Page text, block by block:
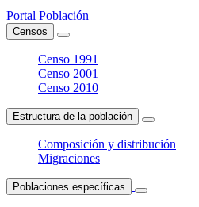
Portal Población
Censos
Censo 1991
Censo 2001
Censo 2010
Estructura de la población
Composición y distribución
Migraciones
Poblaciones específicas